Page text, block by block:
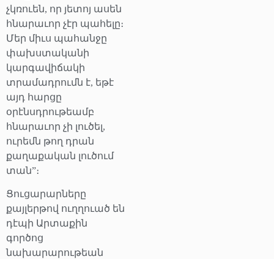
չկռուեն, որ յետոյ ասեն
հնարաւոր չէր պահելը։
Մեր միւս պահանջը
փախստականի
կարգավիճակի
տրամադրումն է, եթէ
այդ հարցը
օրէնսդրութեամբ
հնարաւոր չի լուծել,
ուրեմն թող դրան
քաղաքական լուծում
տան”։
Ցուցարարները
քայլերթով ուղղուած են
դէպի Արտաքին
գործոց
նախարարութեան